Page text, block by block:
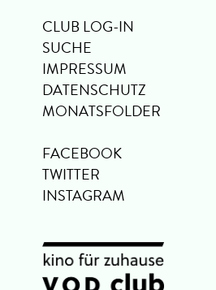
CLUB LOG-IN
SUCHE
IMPRESSUM
DATENSCHUTZ
MONATSFOLDER
FACEBOOK
TWITTER
INSTAGRAM